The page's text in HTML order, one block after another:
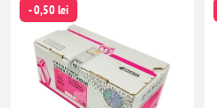
- 0,50 lei